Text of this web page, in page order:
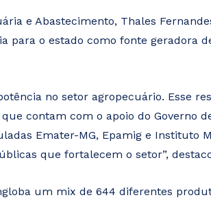
e Abastecimento, Thales
para o estado como fonte geradora
no setor agropecuário. Esse
contam com o apoio do Governo
Emater-MG, Epamig e Instituto
que fortalecem o setor”,
um mix de 644 diferentes